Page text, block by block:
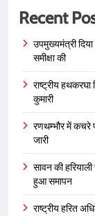
Recent
उपमुख्यमंत्री
समीक्षा की
राष्ट्रीय
कुमारी
रणथम्भौर में कचरे
जारी
सावन की
हुआ समापन
राष्ट्रीय हरित